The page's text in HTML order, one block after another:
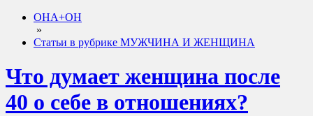
ОНА+ОН
»
Статьи в рубрике МУЖЧИНА И ЖЕНЩИНА
Что думает женщина после
40 о себе в отношениях?